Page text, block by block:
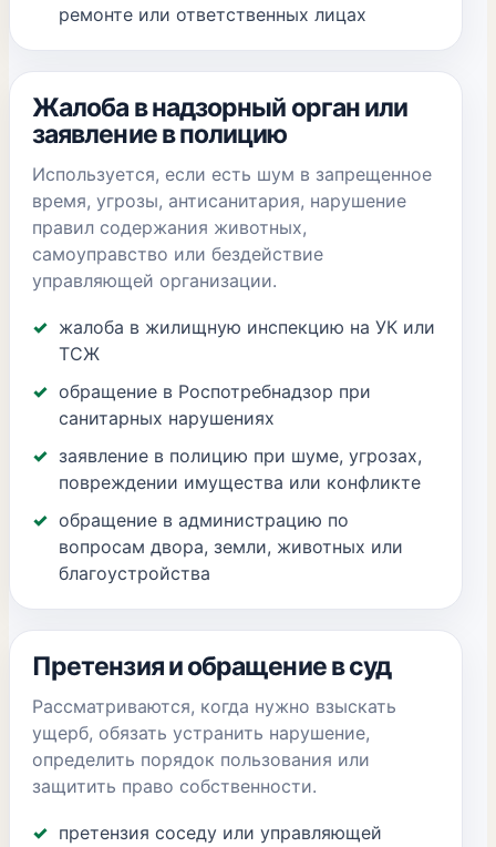
ремонте или ответственных лицах
Жалоба в надзорный орган или
заявление в полицию
Используется, если есть шум в запрещенное
время, угрозы, антисанитария, нарушение
правил содержания животных,
самоуправство или бездействие
управляющей организации.
жалоба в жилищную инспекцию на УК или
ТСЖ
обращение в Роспотребнадзор при
санитарных нарушениях
заявление в полицию при шуме, угрозах,
повреждении имущества или конфликте
обращение в администрацию по
вопросам двора, земли, животных или
благоустройства
Претензия и обращение в суд
Рассматриваются, когда нужно взыскать
ущерб, обязать устранить нарушение,
определить порядок пользования или
защитить право собственности.
претензия соседу или управляющей